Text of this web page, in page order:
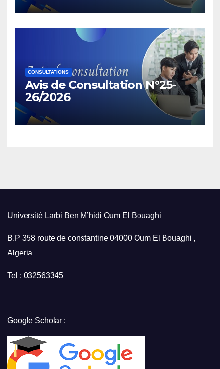
CONSULTATIONS
Avis de Consultation N°25-
26/2026
Université Larbi Ben M’hidi Oum El Bouaghi
B.P 358 route de constantine 04000 Oum El Bouaghi ,
Algeria
Tel : 032563345
Google Scholar :